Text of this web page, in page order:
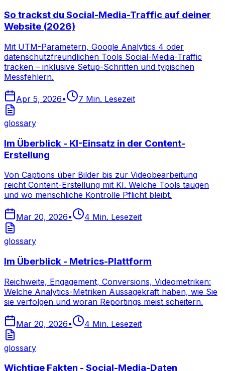
So trackst du Social-Media-Traffic auf deiner
Website (2026)
Mit UTM-Parametern, Google Analytics 4 oder
datenschutzfreundlichen Tools Social-Media-Traffic
tracken – inklusive Setup-Schritten und typischen
Messfehlern.
Apr 5, 2026• 7 Min. Lesezeit
glossary
Im Überblick - KI-Einsatz in der Content-
Erstellung
Von Captions über Bilder bis zur Videobearbeitung
reicht Content-Erstellung mit KI. Welche Tools taugen
und wo menschliche Kontrolle Pflicht bleibt.
Mar 20, 2026• 4 Min. Lesezeit
glossary
Im Überblick - Metrics-Plattform
Reichweite, Engagement, Conversions, Videometriken:
Welche Analytics-Metriken Aussagekraft haben, wie Sie
sie verfolgen und woran Reportings meist scheitern.
Mar 20, 2026• 4 Min. Lesezeit
glossary
Wichtige Fakten - Social-Media-Daten